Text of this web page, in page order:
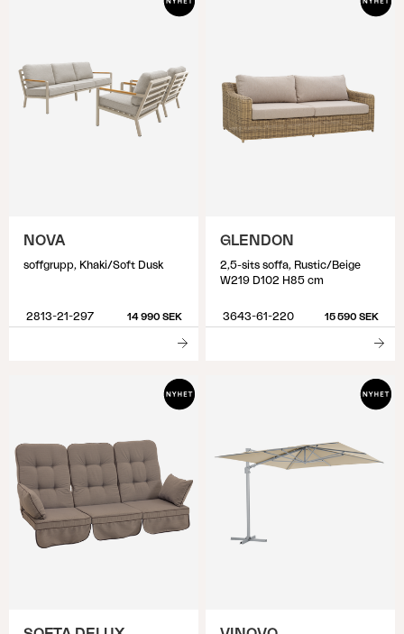
NOVA
soffgrupp, Khaki/Soft Dusk
2813-21-297 14 990 SEK
GLENDON
2,5-sits soffa, Rustic/Beige
W219 D102 H85 cm
3643-61-220 15 590 SEK